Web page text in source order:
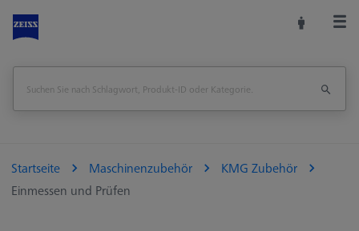
Startseite Maschinenzubehör
KMG Zubehör
Einmessen und Prüfen